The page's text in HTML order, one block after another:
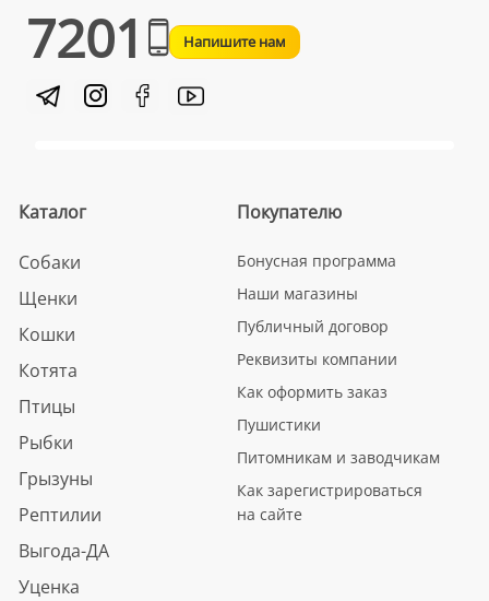
7201 Напишите нам
Каталог
Собаки
Щенки
Кошки
Котята
Птицы
Рыбки
Грызуны
Рептилии
Выгода-ДА
Уценка
Покупателю
Бонусная программа
Наши магазины
Публичный договор
Реквизиты компании
Как оформить заказ
Пушистики
Питомникам и заводчикам
Как зарегистрироваться
на сайте